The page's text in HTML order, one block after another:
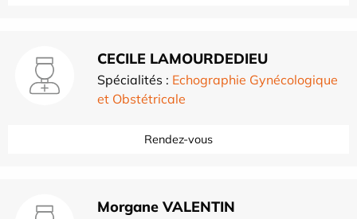
CECILE LAMOURDEDIEU
Spécialités : Echographie Gynécologique
et Obstétricale
Rendez-vous
Morgane VALENTIN